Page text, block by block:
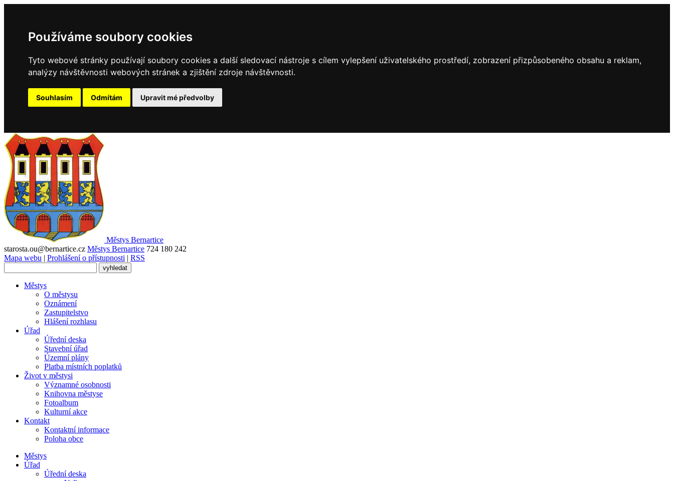
Používáme soubory cookies
Tyto webové stránky používají soubory cookies a další sledovací nástroje s cílem vylepšení uživatelského prostředí, zobrazení přizpůsobeného obsahu a reklam,
analýzy návštěvnosti webových stránek a zjištění zdroje návštěvnosti.
Souhlasím Odmítám Upravit mé předvolby
Městys Bernartice
starosta.ou@bernartice.cz Městys Bernartice 724 180 242
Mapa webu | Prohlášení o přístupnosti | RSS
Městys
O městysu
Oznámení
Zastupitelstvo
Hlášení rozhlasu
Úřad
Úřední deska
Stavební úřad
Územní plány
Platba místních poplatků
Život v městysi
Významné osobnosti
Knihovna městyse
Fotoalbum
Kulturní akce
Kontakt
Kontaktní informace
Poloha obce
Městys
Úřad
Úřední deska